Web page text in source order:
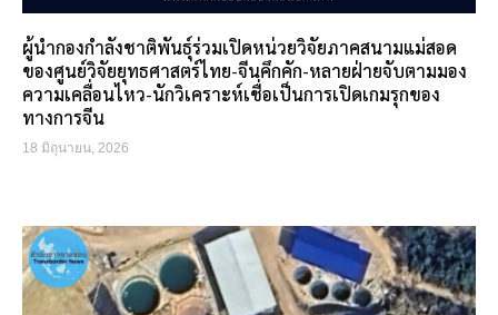
ผู้นำกองกำลังชาติพันธุ์ร่วมเปิดหน่วยวิจัยภาคสนามแม่สอด
ของศูนย์วิจัยยุทธศาสตร์ไทย-จีนคึกคัก-หลายฝ่ายจับตามมอง
ความเคลื่อนไหว-นักวิเคราะห์เชื่อเป็นการเปิดเกมรุกของ
ทางการจีน
18 มิถุนายน, 2026